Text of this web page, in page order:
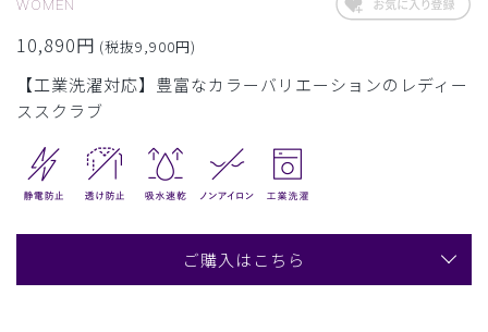
WOMEN
10,890円 (税抜9,900円)
【工業洗濯対応】豊富なカラーバリエーションのレディー
ススクラブ
ご購入はこちら